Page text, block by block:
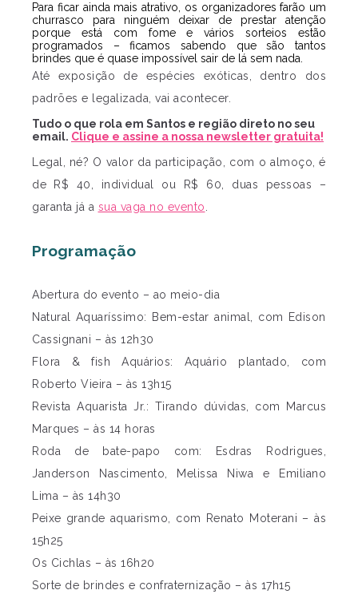
Para ficar ainda mais atrativo, os organizadores farão um
churrasco para ninguém deixar de prestar atenção
porque está com fome e vários sorteios estão
programados – ficamos sabendo que são tantos
brindes que é quase impossível sair de lá sem nada.
Até exposição de espécies exóticas, dentro dos
padrões e legalizada, vai acontecer.
Tudo o que rola em Santos e região direto no seu
email. Clique e assine a nossa newsletter gratuita!
Legal, né? O valor da participação, com o almoço, é
de R$ 40, individual ou R$ 60, duas pessoas –
garanta já a sua vaga no evento.
Programação
Abertura do evento – ao meio-dia
Natural Aquaríssimo: Bem-estar animal, com Edison
Cassignani – às 12h30
Flora & fish Aquários: Aquário plantado, com
Roberto Vieira – às 13h15
Revista Aquarista Jr.: Tirando dúvidas, com Marcus
Marques – às 14 horas
Roda de bate-papo com: Esdras Rodrigues,
Janderson Nascimento, Melissa Niwa e Emiliano
Lima – às 14h30
Peixe grande aquarismo, com Renato Moterani – às
15h25
Os Cichlas – às 16h20
Sorte de brindes e confraternização – às 17h15